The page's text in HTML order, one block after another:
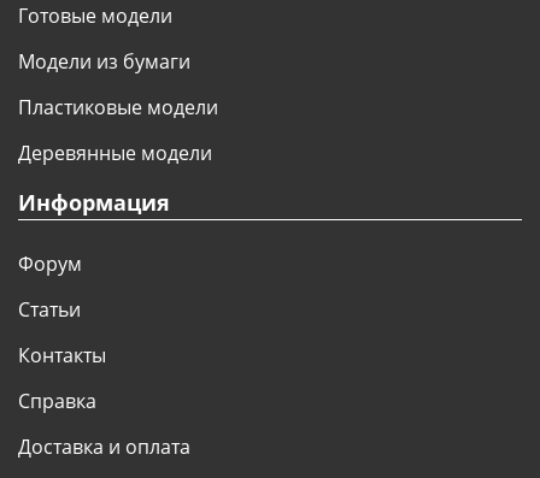
Готовые модели
Модели из бумаги
Пластиковые модели
Деревянные модели
Информация
Форум
Статьи
Контакты
Справка
Доставка и оплата